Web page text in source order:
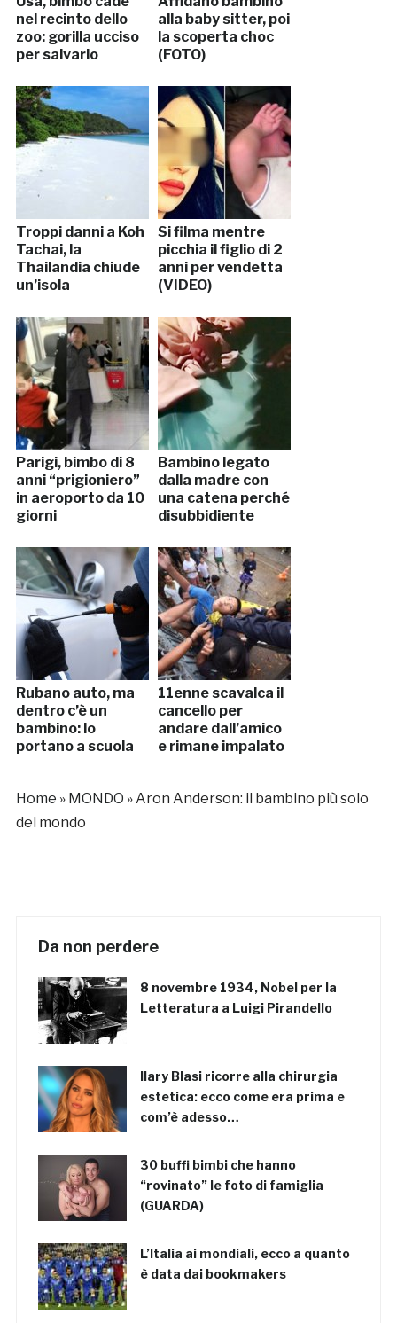
nel recinto dello
zoo: gorilla ucciso
per salvarlo
alla baby sitter, poi
la scoperta choc
(FOTO)
Troppi danni a Koh
Tachai, la
Thailandia chiude
un’isola
Si filma mentre
picchia il figlio di 2
anni per vendetta
(VIDEO)
Parigi, bimbo di 8
anni “prigioniero”
in aeroporto da 10
giorni
Bambino legato
dalla madre con
una catena perché
disubbidiente
Rubano auto, ma
dentro c’è un
bambino: lo
portano a scuola
11enne scavalca il
cancello per
andare dall’amico
e rimane impalato
Home » MONDO » Aron Anderson: il bambino più solo
del mondo
Da non perdere
8 novembre 1934, Nobel per la
Letteratura a Luigi Pirandello
Ilary Blasi ricorre alla chirurgia
estetica: ecco come era prima e
com’è adesso…
30 buffi bimbi che hanno
“rovinato” le foto di famiglia
(GUARDA)
L’Italia ai mondiali, ecco a quanto
è data dai bookmakers